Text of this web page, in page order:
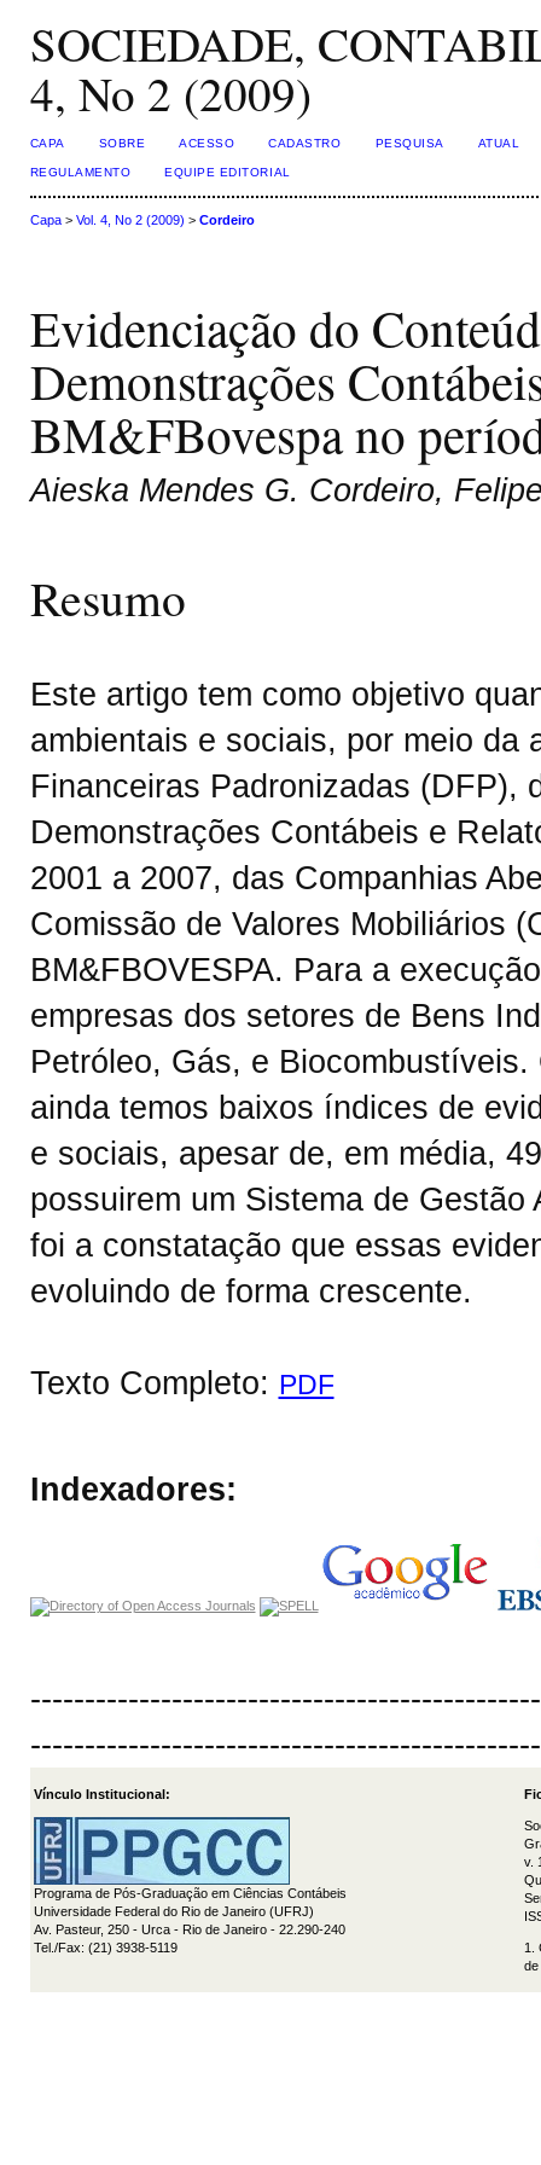
SOCIEDADE,
4, No 2 (2009)
CAPA SOBRE ACESSO CADASTRO PESQUISA ATUAL
REGULAMENTO EQUIPE EDITORIAL
Capa> Vol. 4, No 2 (2009) > Cordeiro
Evidenciação do
Demonstrações
BM&FBovespa no
Aieska Mendes G. Cordeiro,
Resumo
Este artigo tem como objetivo
ambientais e sociais, por meio da
Financeiras Padronizadas (DFP),
Demonstrações Contábeis e
2001 a 2007, das Companhias
Comissão de Valores Mobiliários
BM&FBOVESPA. Para a
empresas dos setores de Bens
Petróleo, Gás, e
ainda temos baixos índices de
e sociais, apesar de, em média,
possuirem um Sistema de
foi a constatação que essas
evoluindo de forma crescente.
Texto Completo: PDF
Indexadores:
Vínculo Institucional:
Programa de Pós-Graduação em Ciências Contábeis
Universidade Federal do Rio de Janeiro (UFRJ)
Av. Pasteur, 250 - Urca - Rio de Janeiro - 22.290-240
Tel./Fax: (21) 3938-5119
v.
1.
de